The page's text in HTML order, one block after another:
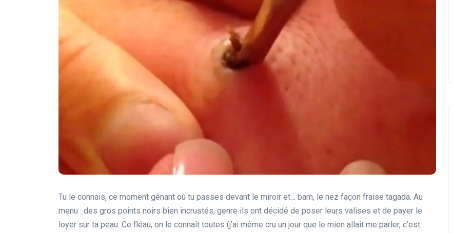
Tu le connais, ce moment gênant où tu passes devant le miroir et… bam, le nez façon fraise tagada. Au
menu : des gros points noirs bien incrustés, genre ils ont décidé de poser leurs valises et de payer le
loyer sur ta peau. Ce fléau, on le connaît toutes (j’ai même cru un jour que le mien allait me parler, c’est